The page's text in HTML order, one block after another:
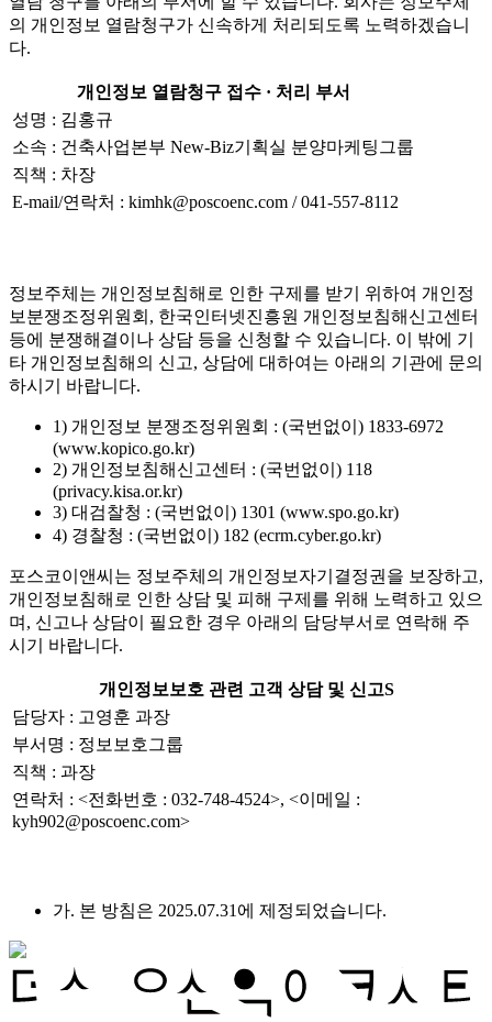
의 개인정보 열람청구가 신속하게 처리되도록 노력하겠습니
다.
개인정보 열람청구 접수 · 처리 부서
성명 : 김홍규
소속 : 건축사업본부 New-Biz기획실 분양마케팅그룹
직책 : 차장
E-mail/연락처 : kimhk@poscoenc.com / 041-557-8112
정보주체는 개인정보침해로 인한 구제를 받기 위하여 개인정
보분쟁조정위원회, 한국인터넷진흥원 개인정보침해신고센터
등에 분쟁해결이나 상담 등을 신청할 수 있습니다. 이 밖에 기
타 개인정보침해의 신고, 상담에 대하여는 아래의 기관에 문의
하시기 바랍니다.
1) 개인정보 분쟁조정위원회 : (국번없이) 1833-6972
(www.kopico.go.kr)
2) 개인정보침해신고센터 : (국번없이) 118
(privacy.kisa.or.kr)
3) 대검찰청 : (국번없이) 1301 (www.spo.go.kr)
4) 경찰청 : (국번없이) 182 (ecrm.cyber.go.kr)
포스코이앤씨는 정보주체의 개인정보자기결정권을 보장하고,
개인정보침해로 인한 상담 및 피해 구제를 위해 노력하고 있으
며, 신고나 상담이 필요한 경우 아래의 담당부서로 연락해 주
시기 바랍니다.
개인정보보호 관련 고객 상담 및 신고S
담당자 : 고영훈 과장
부서명 : 정보보호그룹
직책 : 과장
연락처 : <전화번호 : 032-748-4524>, <이메일 :
kyh902@poscoenc.com>
가. 본 방침은 2025.07.31에 제정되었습니다.